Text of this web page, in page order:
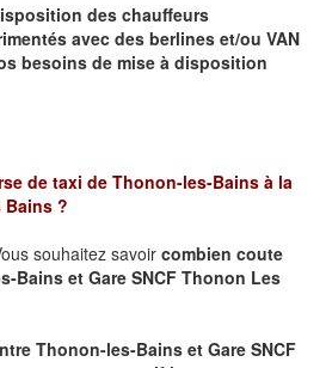
des chauffeurs
avec des berlines et/ou VAN
besoins de mise à disposition
de taxi de Thonon-les-Bains à la
Bains ?
souhaitez savoir combien coute
Bains et Gare SNCF Thonon Les
Thonon-les-Bains et Gare SNCF